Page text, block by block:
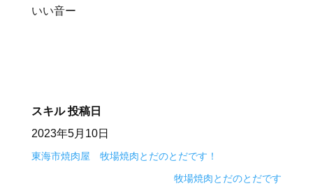
いい音ー
スキル 投稿日
2023年5月10日
東海市焼肉屋 牧場焼肉とだのとだです！
牧場焼肉とだのとだです